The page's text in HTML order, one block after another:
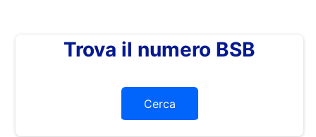
Trova il numero BSB
Cerca